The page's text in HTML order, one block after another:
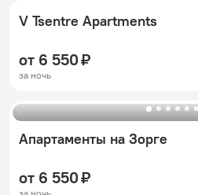
V Tsentre Apartments
от 6 550 ₽
за ночь
Апартаменты на Зорге
от 6 550 ₽